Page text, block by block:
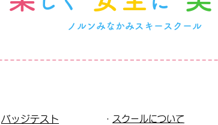
ノルンみなかみスキースクール
バッジテスト ・ スクールについて